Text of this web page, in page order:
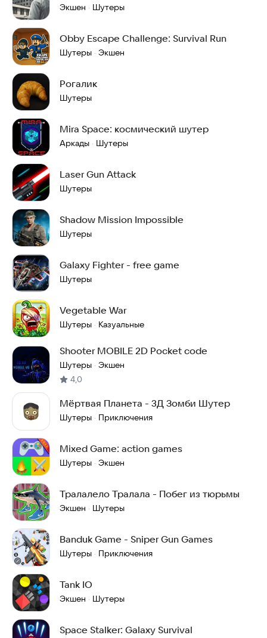
Экшен · Шутеры
Obby Escape Challenge: Survival Run
Шутеры · Экшен
Рогалик
Шутеры
Mira Space: космический шутер
Аркады · Шутеры
Laser Gun Attack
Шутеры
Shadow Mission Impossible
Шутеры
Galaxy Fighter - free game
Шутеры
Vegetable War
Шутеры · Казуальные
Shooter MOBILE 2D Pocket code
Шутеры · Экшен
4,0
Мёртвая Планета - 3Д Зомби Шутер
Шутеры · Приключения
Mixed Game: action games
Шутеры · Экшен
Тралалело Тралала - Побег из тюрьмы
Экшен · Шутеры
Banduk Game - Sniper Gun Games
Шутеры · Приключения
Tank IO
Экшен · Шутеры
Space Stalker: Galaxy Survival